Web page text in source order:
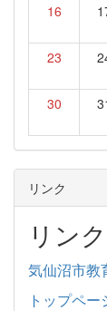
16
23
30
リンク
リン
気仙沼市教
トップペ